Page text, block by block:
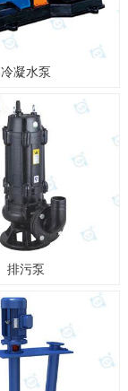
冷凝水泵
排污泵